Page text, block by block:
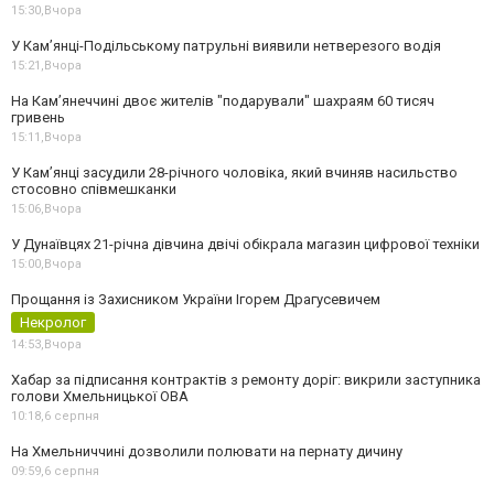
15:30,Вчора
У Кам’янці-Подільському патрульні виявили нетверезого водія
15:21,Вчора
На Камʼянеччині двоє жителів "подарували" шахраям 60 тисяч
гривень
15:11,Вчора
У Камʼянці засудили 28-річного чоловіка, який вчиняв насильство
стосовно співмешканки
15:06,Вчора
У Дунаївцях 21-річна дівчина двічі обікрала магазин цифрової техніки
15:00,Вчора
Прощання із Захисником України Ігорем Драгусевичем
Некролог
14:53,Вчора
Хабар за підписання контрактів з ремонту доріг: викрили заступника
голови Хмельницької ОВА
10:18,6 серпня
На Хмельниччині дозволили полювати на пернату дичину
09:59,6 серпня